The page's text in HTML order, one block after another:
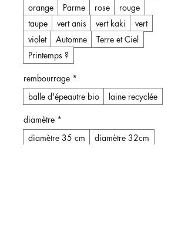
orange
Parme rose
rouge
taupe
vert anis vert kaki
vert
violet
Automne
Terre et Ciel
Printemps ?
rembourrage *
balle d'épeautre bio
laine recyclée
diamètre *
diamètre 35 cm
diamètre 32cm